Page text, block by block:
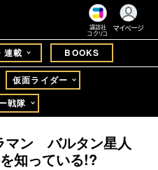
講談社
コクリコ
マイページ
連載 BOOKS
仮面ライダー
戦隊
マン バルタン星人
知っている!?